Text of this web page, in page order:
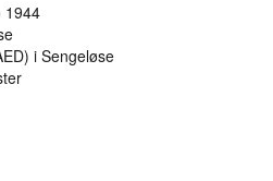
1944
i Sengeløse